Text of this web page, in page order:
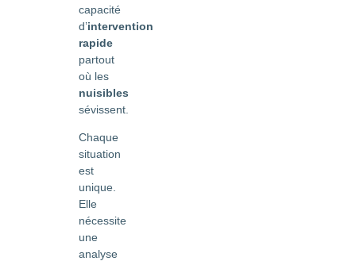
capacité
d’intervention
rapide
partout
où les
nuisibles
sévissent.
Chaque
situation
est
unique.
Elle
nécessite
une
analyse